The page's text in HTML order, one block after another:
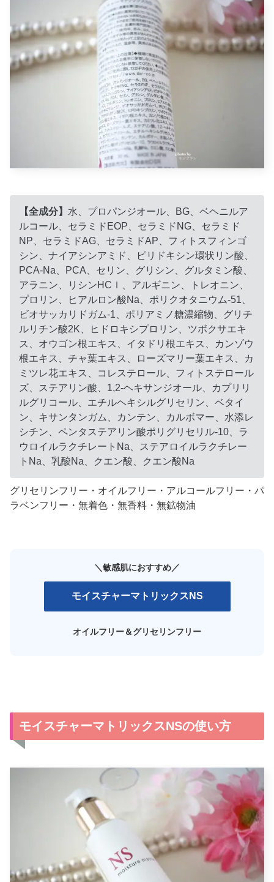
【全成分】 水、プロパンジオール、BG、ベヘニルア
ルコール、セラミドEOP、セラミドNG、セラミド
NP、セラミドAG、セラミドAP、フィトスフィンゴ
シン、ナイアシンアミド、ピリドキシン環状リン酸、
PCA-Na、PCA、セリン、グリシン、グルタミン酸、
アラニン、リシンHCｌ、アルギニン、トレオニン、
プロリン、ヒアルロン酸Na、ポリクオタニウム-51、
ビオサッカリドガム-1、ポリアミノ糖濃縮物、グリチ
ルリチン酸2K、ヒドロキシプロリン、ツボクサエキ
ス、オウゴン根エキス、イタドリ根エキス、カンゾウ
根エキス、チャ葉エキス、ローズマリー葉エキス、カ
ミツレ花エキス、コレステロール、フィトステロール
ズ、ステアリン酸、1,2-ヘキサンジオール、カプリリ
ルグリコール、エチルヘキシルグリセリン、ベタイ
ン、キサンタンガム、カンテン、カルボマー、水添レ
シチン、ペンタステアリン酸ポリグリセリル-10、ラ
ウロイルラクチレートNa、ステアロイルラクチレー
トNa、乳酸Na、クエン酸、クエン酸Na
グリセリンフリー・オイルフリー・アルコールフリー・パ
ラベンフリー・無着色・無香料・無鉱物油
＼敏感肌におすすめ／
モイスチャーマトリックスNS
オイルフリー＆グリセリンフリー
モイスチャーマトリックスNSの使い方